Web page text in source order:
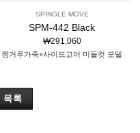
SPINGLE MOVE
SPM-442 Black
₩291,060
캥거루가죽×사이드고어 미들컷 모델
목록